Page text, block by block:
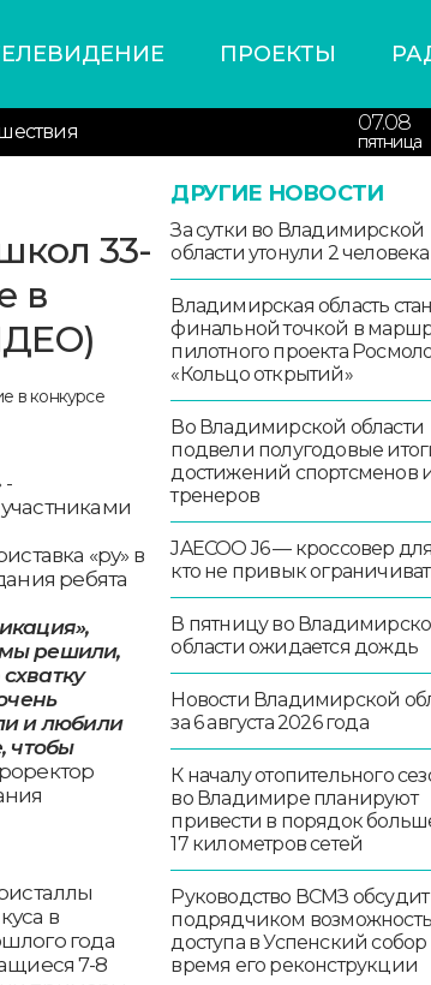
ПРОЕКТЫ
07.08
пятница
33-
в
-
«ру» в
ребята
решили,
и любили
чтобы
в
года
7-8
ДРУГИЕ НОВОСТИ
За сутки во Владимирской
области утонули 2 человека
Владимирская область
финальной точкой в
пилотного проекта
«Кольцо открытий»
Во Владимирской области
подвели полугодовые
достижений спортсменов
тренеров
JAECOO J6 — кроссовер для
кто не привык
В пятницу во
области ожидается дождь
Новости Владимирской
за 6 августа 2026 года
К началу отопительного
во Владимире планируют
привести в порядок
17 километров сетей
Руководство ВСМЗ обсудит
подрядчиком возможность
доступа в Успенский собор
время его реконструкции